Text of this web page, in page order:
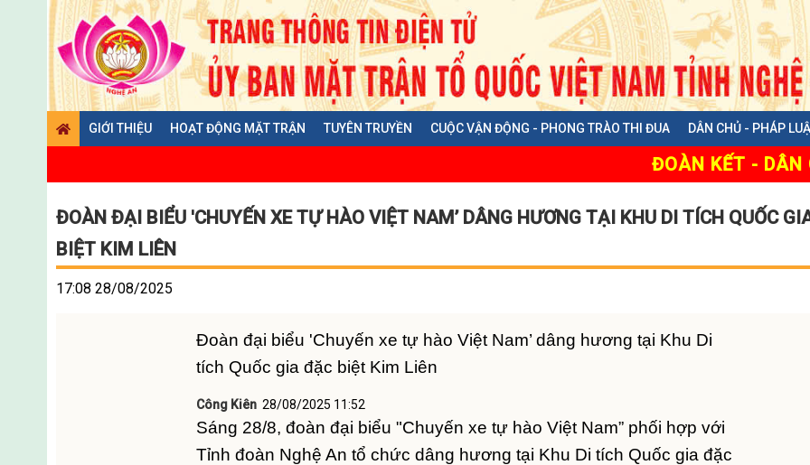
GIỚI THIỆU HOẠT ĐỘNG MẶT TRẬN TUYÊN TRUYỀN CUỘC VẬN ĐỘNG - PHONG TRÀO THI ĐUA DÂN CHỦ - PHÁP
ĐOÀN KẾT - DÂN CHỦ -
ĐOÀN ĐẠI BIỂU 'CHUYẾN XE TỰ HÀO VIỆT NAM’ DÂNG HƯƠNG TẠI KHU DI TÍCH QUỐC
BIỆT KIM LIÊN
17:08 28/08/2025
Đoàn đại biểu 'Chuyến xe tự hào Việt Nam’ dâng hương tại Khu Di
tích Quốc gia đặc biệt Kim Liên
Công Kiên 28/08/2025 11:52
Sáng 28/8, đoàn đại biểu "Chuyến xe tự hào Việt Nam” phối hợp với
Tỉnh đoàn Nghệ An tổ chức dâng hương tại Khu Di tích Quốc gia đặc